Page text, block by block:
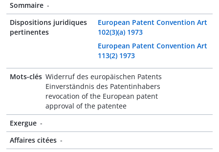
Sommaire -
Dispositions juridiques
pertinentes
European Patent Convention Art
102(3)(a) 1973
European Patent Convention Art
113(2) 1973
Mots-clés Widerruf des europäischen Patents
Einverständnis des Patentinhabers
revocation of the European patent
approval of the patentee
Exergue -
Affaires citées -